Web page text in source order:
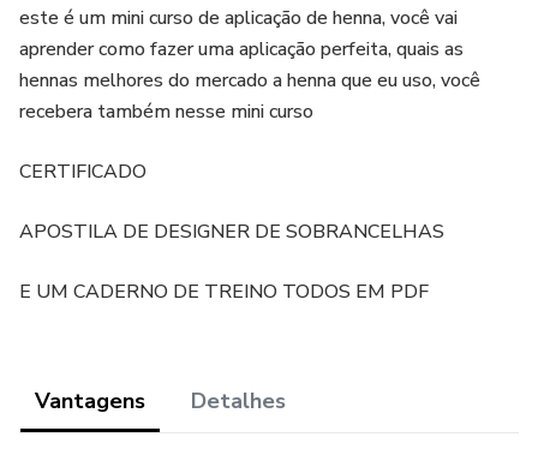
este é um mini curso de aplicação de henna, você vai
aprender como fazer uma aplicação perfeita, quais as
hennas melhores do mercado a henna que eu uso, você
recebera também nesse mini curso
CERTIFICADO
APOSTILA DE DESIGNER DE SOBRANCELHAS
E UM CADERNO DE TREINO TODOS EM PDF
Vantagens Detalhes